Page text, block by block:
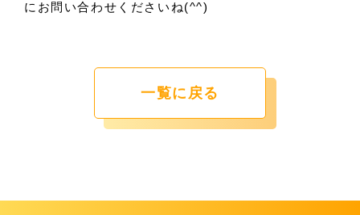
にお問い合わせくださいね(^^)
一覧に戻る